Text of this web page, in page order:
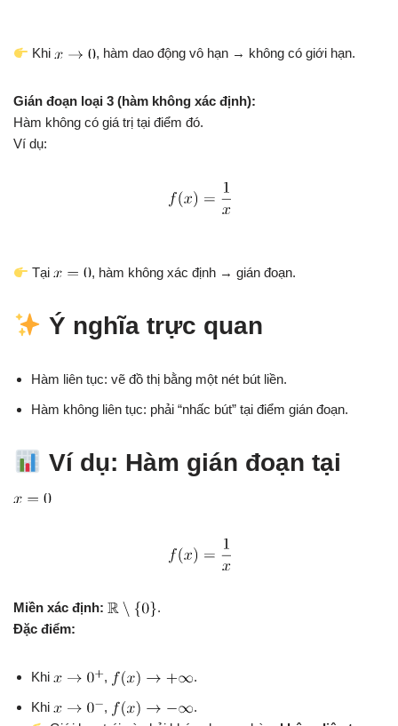
Khi , hàm dao động vô hạn → không có giới hạn.
Gián đoạn loại 3 (hàm không xác định):
Hàm không có giá trị tại điểm đó.
Ví dụ:
Tại , hàm không xác định → gián đoạn.
Ý nghĩa trực quan
Hàm liên tục: vẽ đồ thị bằng một nét bút liền.
Hàm không liên tục: phải “nhấc bút” tại điểm gián đoạn.
Ví dụ: Hàm gián đoạn tại
Miền xác định:
.
Đặc điểm:
Khi ,
.
Khi
,
.